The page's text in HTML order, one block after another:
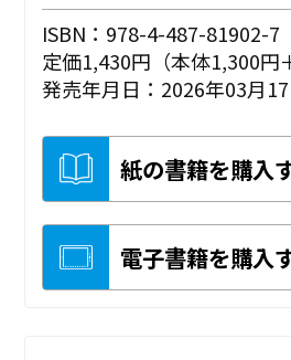
ISBN：978-4-487-81902-7
定価1,430円（本体1,300円
発売年月日：2026年03月17
紙の書籍を購入
電子書籍を購入